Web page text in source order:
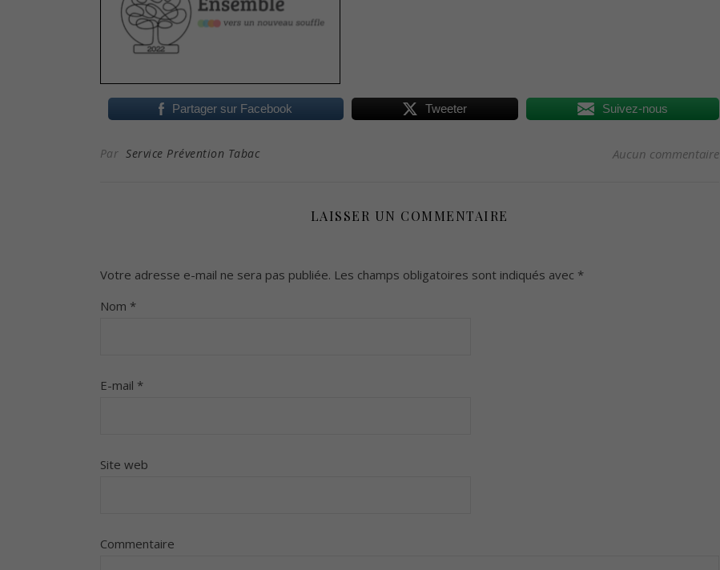
Partager sur Facebook Tweeter Suivez-nous
Par Service Prévention Tabac Aucun commentaire
LAISSER UN COMMENTAIRE
Votre adresse e-mail ne sera pas publiée. Les champs obligatoires sont indiqués avec *
Nom *
E-mail *
Site web
Commentaire